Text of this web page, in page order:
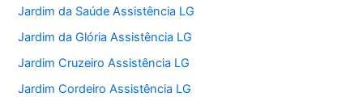
Jardim da Saúde Assistência LG
Jardim da Glória Assistência LG
Jardim Cruzeiro Assistência LG
Jardim Cordeiro Assistência LG